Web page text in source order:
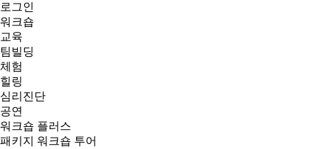
로그인
워크숍
교육
팀빌딩
체험
힐링
심리진단
공연
워크숍 플러스
패키지 워크숍 투어